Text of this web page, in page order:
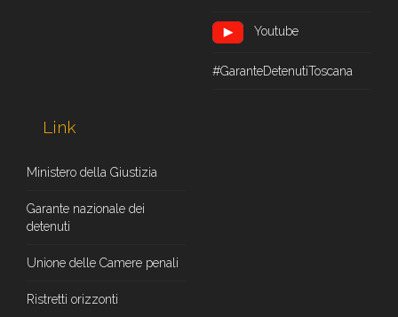
Youtube
#GaranteDetenutiToscana
Link
Ministero della Giustizia
Garante nazionale dei
detenuti
Unione delle Camere penali
Ristretti orizzonti